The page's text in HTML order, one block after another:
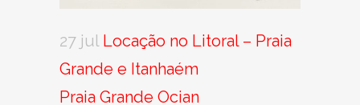
27 jul Locação no Litoral – Praia
Grande e Itanhaém
Praia Grande Ocian